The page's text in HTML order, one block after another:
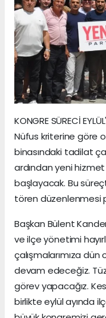
KONGRE SÜRECİ
Nüfus kriterine göre
binasındaki tadilat
ardından yeni
başlayacak. Bu
tören düzenlenmesi
Başkan Bülent
ve ilçe yönetimi
çalışmalarımıza dün
devam edeceğiz.
görev yapacağız.
birlikte eylül ayında